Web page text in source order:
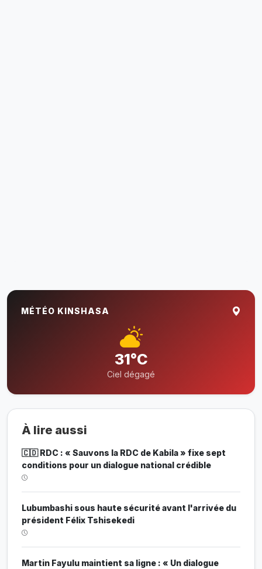
MÉTÉO KINSHASA
31°C
Ciel dégagé
À lire aussi
🇨🇩 RDC : « Sauvons la RDC de Kabila » fixe sept
conditions pour un dialogue national crédible
Lubumbashi sous haute sécurité avant l'arrivée du
président Félix Tshisekedi
Martin Fayulu maintient sa ligne : « Un dialogue